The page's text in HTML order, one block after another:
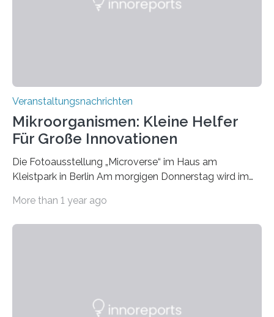
Veranstaltungsnachrichten
Mikroorganismen: Kleine Helfer
Für Große Innovationen
Die Fotoausstellung „Microverse“ im Haus am
Kleistpark in Berlin Am morgigen Donnerstag wird im
„Microverse“ mit Arbeiten der Fotografin Kathrin
Labor für Mikrobiologie Für das Projekt „Microverse“ hat
More than 1 year ago